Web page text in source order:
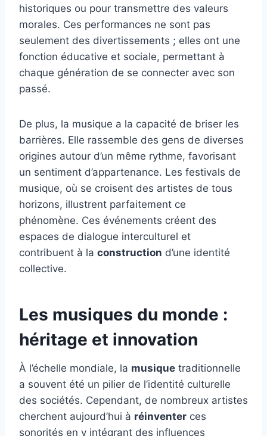
historiques ou pour transmettre des valeurs
morales. Ces performances ne sont pas
seulement des divertissements ; elles ont une
fonction éducative et sociale, permettant à
chaque génération de se connecter avec son
passé.
De plus, la musique a la capacité de briser les
barrières. Elle rassemble des gens de diverses
origines autour d’un même rythme, favorisant
un sentiment d’appartenance. Les festivals de
musique, où se croisent des artistes de tous
horizons, illustrent parfaitement ce
phénomène. Ces événements créent des
espaces de dialogue interculturel et
contribuent à la construction d’une identité
collective.
Les musiques du monde :
héritage et innovation
À l’échelle mondiale, la musique traditionnelle
a souvent été un pilier de l’identité culturelle
des sociétés. Cependant, de nombreux artistes
cherchent aujourd’hui à réinventer ces
sonorités en y intégrant des influences